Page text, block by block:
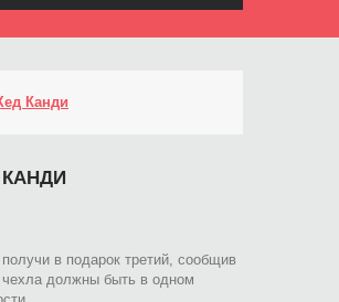
Канди
КАНДИ
в подарок третий, сообщив
чехла должны быть в одном